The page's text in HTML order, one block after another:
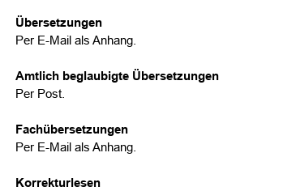
Übersetzungen
Per E-Mail als Anhang.
Amtlich beglaubigte Übersetzungen
Per Post.
Fachübersetzungen
Per E-Mail als Anhang.
Korrekturlesen